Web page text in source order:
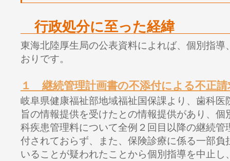
行政処分に至った経緯
東海北陸厚生局の公表資料によれば、 個別指導
おりです。
１ 継続管理計画書の不添付による不正請
岐阜県健康福祉部地域福祉国保課より、歯科
旨の情報提供を受けたとの情報提供があり、
科疾患管理料について全例２回目以降の継続
付されておらず、また、保険診療に係る一部
いることが疑われたことから個別指導を中止